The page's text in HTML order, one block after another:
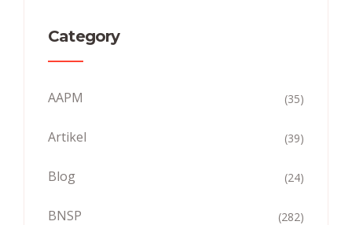
Category
AAPM (35)
Artikel (39)
Blog (24)
BNSP (282)